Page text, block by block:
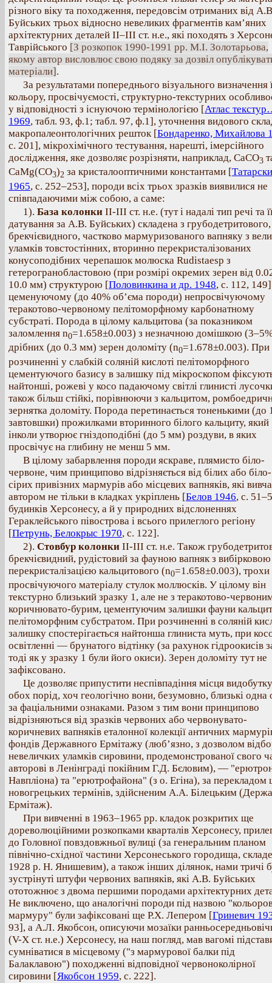
різного віку та походження, передовсім отриманих від
Буйських трьох відносно невеликих фрагментів кам’яних
архітектурних деталей II–III ст. н.е., які походять з
Таврійського [З розкопок 1990-1991 рр. М.І. Золотарьова,
якому автор висловлює свою подяку за дозвіл
матеріали].
За результатами попереднього візуального визначення
кольору, просвічуємості, структурно-текстурних
у відповідності з існуючою термінологією [Атлас
1969, табл. 93, ф.1; табл. 97, ф.1], уточнення видового
макропалеонтологічних решток [Бондаренко, Михайлова
с. 201], мікрохімічного тестування, нарешті, імерсійного
дослідження, яке дозволяє розрізняти, наприклад, СаСО3
CaMg(CO3)2 за кристалооптичними константами [
1965, c. 252–253], породи всіх трьох зразків виявилися не
співпадаючими між собою, а саме:
1). База колонкиII-III ст. н.е. (тут і надалі тип речі та
датування за А.В. Буйських) складена з грубодетритового,
брекчієвидного, частково мармуризованого вапняку з
уламків товстостінних, вторинно перекристалізованих
конусоподібних черепашок молюска Rudistaesp з
гетерогранобластовою (при розмірі окремих зерен від
10.0 мм) структурою [Половинкина и др. 1948, с. 112,
цеменуючому (до 40% об’єма породи) непросвічуючому
теракотово-червоному пелітоморфному карбонатному
субстраті. Порода в цілому кальцитова (за показником
заломлення n0=1.658±0.003) з незначною домішкою
дрібних (до 0.3 мм) зерен доломіту (n0=1.678±0.003). При
розчиненні у слабкій соляній кислоті пелітоморфного
цементуючого базису в залишку під мікроскопом
найтонші, рожеві у косо падаючому світлі глинисті
також більш стійкі, порівнюючи з кальцитом,
зернятка доломіту. Порода перетинається тоненькими (до
завтовшки) прожилками вторинного білого кальциту, який
інколи утворює гніздоподібні (до 5 мм) роздуви, в яких
просвічує на глибину не менш 5 мм.
В цілому забарвлення породи яскраве, плямисто біло-
червоне, чим принципово відрізняється від білих або біло-
сірих привізних мармурів або місцевих вапняків, які
автором не тільки в кладках укріплень [Белов 1946, с.
будинків Херсонесу, а й у природних відслоненнях
Гераклейського півострова і всього прилеглого регіону
[Петрунь, Белокрыс 1970, с. 122].
2). Стовбур колонкиII-III ст. н.е. Також
брекчієвидний, рудістовий за фауною вапняк з вибірковою
перекристалізацією кальцитового (n0=1.658±0.003), трохи
просвічуючого матеріалу стулок моллюсків. У цілому він
текстурно близький зразку 1, але не з теракотово-
коричнювато-бурим, цементуючим залишки фауни
пелітоморфним субстратом. При розчиненні в соляній
залишку спостерігається найтонша глиниста муть, при
освітленні — брунатого відтінку (за рахунок гідроокисів
тоді як у зразку 1 були його окиси). Зерен доломіту тут не
зафіксовано.
Це дозволяє припустити неспівпадіння місця видобутку
обох порід, хоч геологічно вони, безумовно, близькі одна
за фаціальними ознаками. Разом з тим вони принципово
відрізняються від зразків червоних або червонувато-
коричневих вапняків еталонної колекції античних
фондів Державного Ермітажу (люб’язно, з дозволом
невеличких уламків сировини, продемонстрованої свого
авторові в Ленінграді покійним Г.Д. Бєловим), —
Навпліона) та "ерютрофайона" (з о. Егіна), за перекладом
новогрецьких термінів, здійсненим А.А. Білецьким
Ермітаж).
При вивченні в 1963–1965 рр. кладок розкритих ще
дореволюційними розкопками кварталів Херсонесу,
до Головної повздовжньої вулиці (за генеральним планом
північно-східної частини Херсонеського городища,
1928 р. Н. Янишевим), а також інших ділянок, нами тричі
зустрінуті штуфи червоних вапняків, які А.В. Буйських
ототожнює з двома першими породами архітектурних
Не виключено, що аналогічні породи під назвою
мармуру" були зафіксовані ще Р.Х. Лепером [Гриневич
93], а А.Л. Якобсон, описуючи мозаїки
(V-Х ст. н.е.) Херсонесу, на наш погляд, мав вагомі
сумніватися в місцевому ("з мармурової балки під
Балаклавою") походженні відповідної червоноколірної
сировини [Якобсон 1959, с. 222].